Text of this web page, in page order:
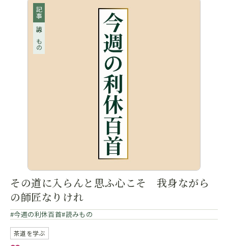
記事
読みもの
その道に入らんと思ふ心こそ 我身ながら
の師匠なりけれ
今週の利休百首 読みもの
茶道を学ぶ